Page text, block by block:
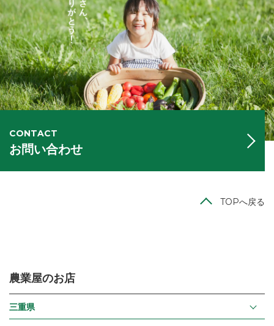
CONTACT
お問い合わせ
TOPへ戻る
農業屋のお店
三重県